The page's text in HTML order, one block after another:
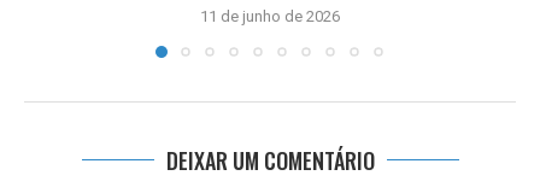
11 de junho de 2026
DEIXAR UM COMENTÁRIO